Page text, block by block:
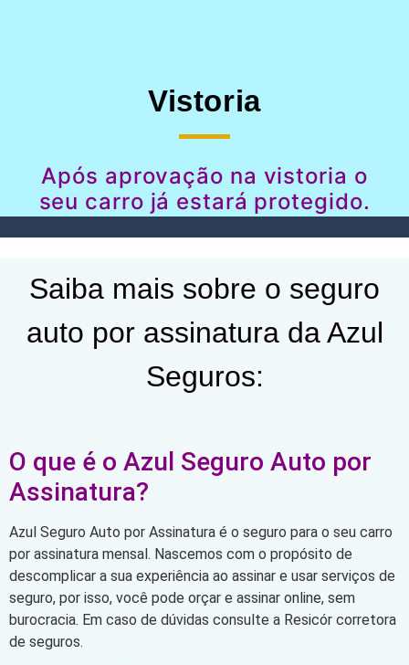
Vistoria
Após aprovação na vistoria o
seu carro já estará protegido.
Saiba mais sobre o seguro
auto por assinatura da Azul
Seguros:
O que é o Azul Seguro Auto por
Assinatura?
Azul Seguro Auto por Assinatura é o seguro para o seu carro
por assinatura mensal. Nascemos com o propósito de
descomplicar a sua experiência ao assinar e usar serviços de
seguro, por isso, você pode orçar e assinar online, sem
burocracia. Em caso de dúvidas consulte a Resicór corretora
de seguros.